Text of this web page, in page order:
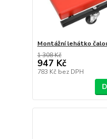
Montážní lehátko
1 308 Kč
947 Kč
783 Kč bez DPH